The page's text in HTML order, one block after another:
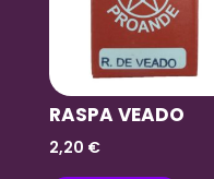
RASPA VEADO
2,20 €